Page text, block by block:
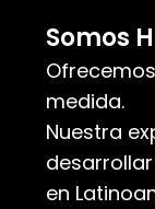
Somos
medida.
Nuestra
en